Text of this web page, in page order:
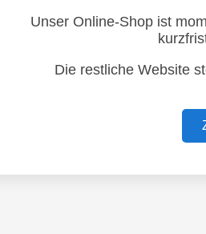
Unser Online-Shop ist
Die restliche Website